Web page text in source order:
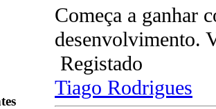
Começa a ganhar
desenvolvimento.
Registado
Tiago Rodrigues